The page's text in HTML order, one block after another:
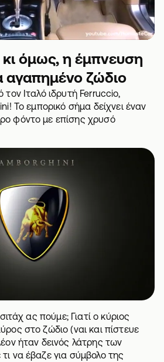
όμως, η έμπνευση
αγαπημένο ζώδιο
τον Ιταλό ιδρυτή Ferruccio,
Το εμπορικό σήμα δείχνει έναν
φόντο με επίσης χρυσό
ας πούμε; Γιατί ο κύριος
στο ζώδιο (ναι και πίστευε
ήταν δεινός λάτρης των
να έβαζε για σύμβολο της